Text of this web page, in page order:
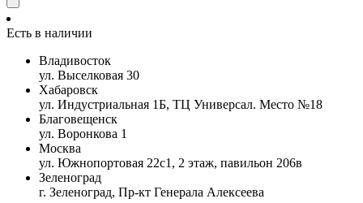
Есть в наличии
Владивосток
ул. Выселковая 30
Хабаровск
ул. Индустриальная 1Б, ТЦ Универсал. Место №18
Благовещенск
ул. Воронкова 1
Москва
ул. Южнопортовая 22с1, 2 этаж, павильон 206в
Зеленоград
г. Зеленоград, Пр-кт Генерала Алексеева